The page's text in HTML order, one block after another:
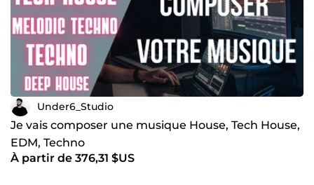
Under6_Studio
Je vais composer une musique House, Tech House,
EDM, Techno
À partir de 376,31 $US